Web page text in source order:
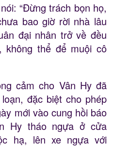
“Đừng trách bọn họ,
bao giờ rời nhà lâu
đại nhân trở về đều
không thể để muội cô
cảm cho Vân Hy đã
đặc biệt cho phép
mới vào cung hồi báo
Hy tháo ngựa ở cửa
hạ, lên xe ngựa với